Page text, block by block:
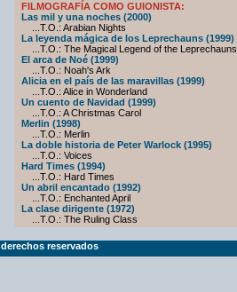
FILMOGRAFÍA COMO GUIONISTA:
Las mil y una noches (2000)
...T.O.: Arabian Nights
La leyenda mágica de los Leprechauns (1999)
...T.O.: The Magical Legend of the Leprechauns
El arca de Noé (1999)
...T.O.: Noah's Ark
Alicia en el país de las maravillas (1999)
...T.O.: Alice in Wonderland
Un cuento de Navidad (1999)
...T.O.: A Christmas Carol
Merlin (1998)
...T.O.: Merlin
La doble historia de Peter Warlock (1995)
...T.O.: Voices
Hard Times (1994)
...T.O.: Hard Times
Un abril encantado (1992)
...T.O.: Enchanted April
La clase dirigente (1972)
...T.O.: The Ruling Class
reservados